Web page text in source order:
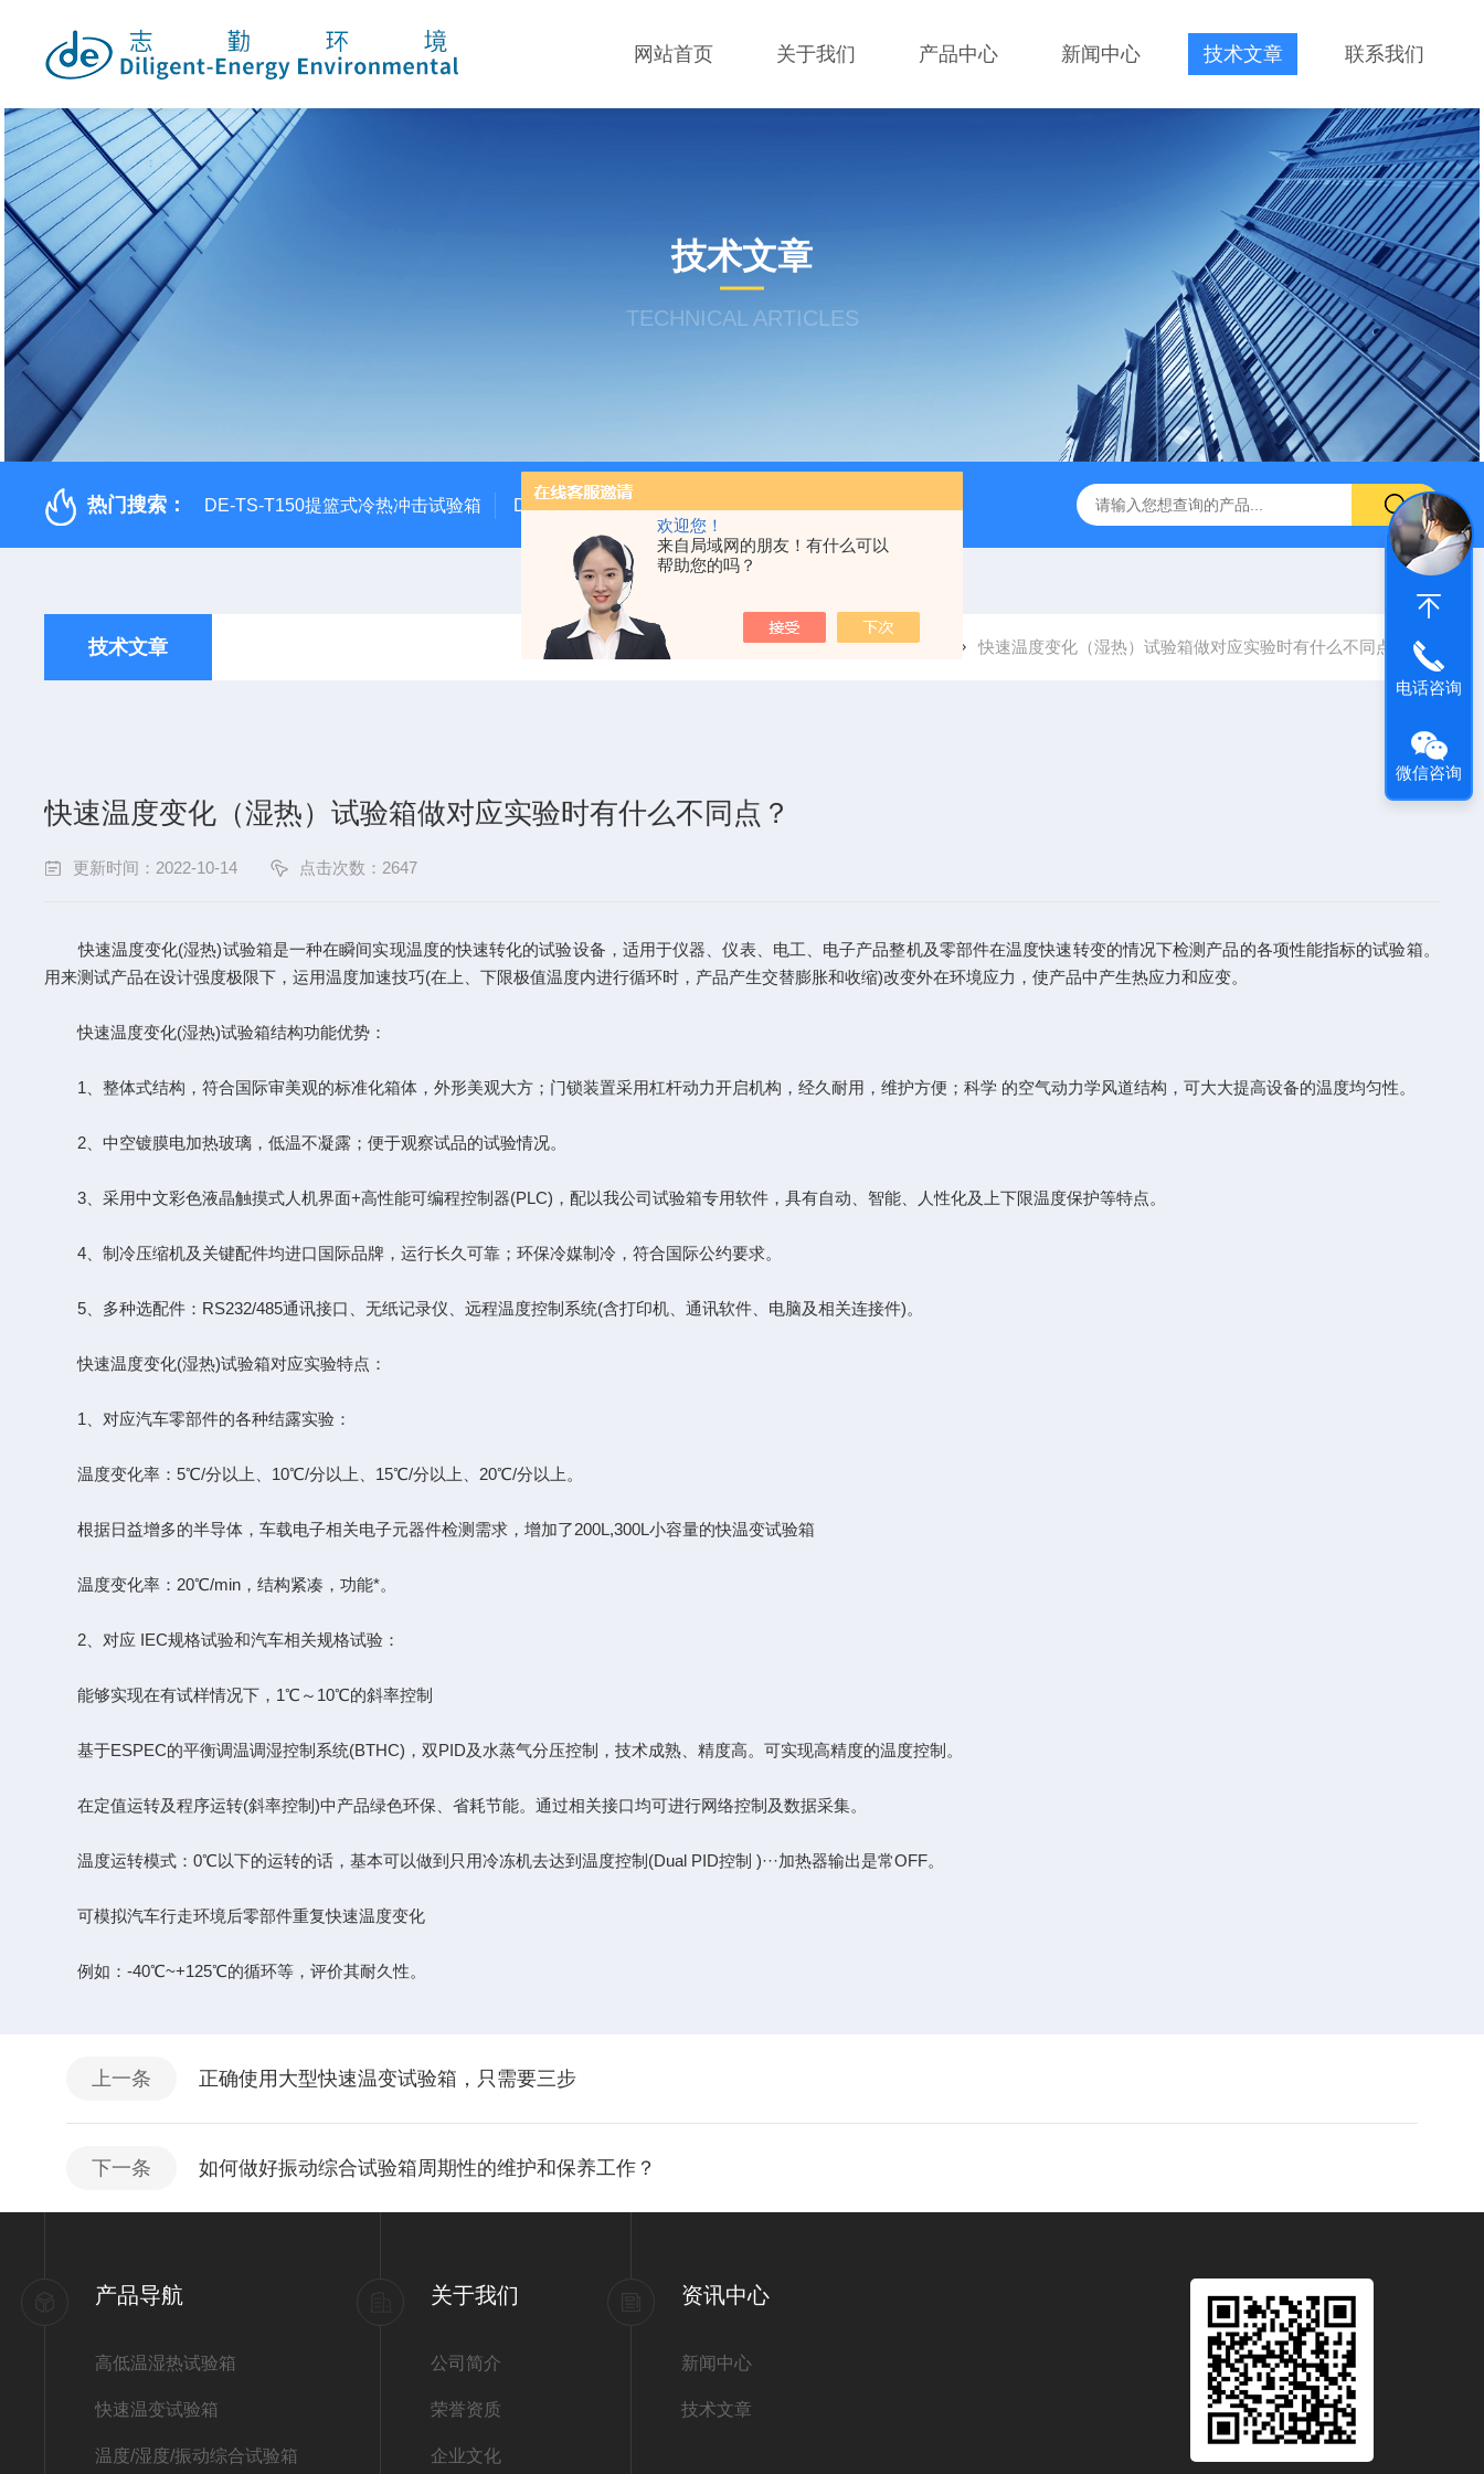
欢迎您！
来自局域网的朋友！有什么可以
帮助您的吗？
网站首页 关于我们 产品中心 新闻中心 技术文章 联系我们
技术文章
TECHNICAL ARTICLES
热门搜索： DE-TS-T150提篮式冷热冲击试验箱 DE-ULTmin系列小型超低温试验箱 DE-RTC/RHLT快速温度变化（湿热）试验箱 DE-TS-S450三箱式冷热（温度）冲
技术文章 当前位置：首页 技术文章 快速温度变化（湿热）试验箱做对应实验时有什么不同点？
快速温度变化（湿热）试验箱做对应实验时有什么不同点？
更新时间：2022-10-14 点击次数：2647
快速温度变化(湿热)试验箱是一种在瞬间实现温度的快速转化的试验设备，适用于仪器、仪表、电工、电子产品整机及零部件在温度快速转变的情况下检测产品的各项性能指标的试验箱。
用来测试产品在设计强度极限下，运用温度加速技巧(在上、下限极值温度内进行循环时，产品产生交替膨胀和收缩)改变外在环境应力，使产品中产生热应力和应变。
快速温度变化(湿热)试验箱结构功能优势：
1、整体式结构，符合国际审美观的标准化箱体，外形美观大方；门锁装置采用杠杆动力开启机构，经久耐用，维护方便；科学 的空气动力学风道结构，可大大提高设备的温度均匀性。
2、中空镀膜电加热玻璃，低温不凝露；便于观察试品的试验情况。
3、采用中文彩色液晶触摸式人机界面+高性能可编程控制器(PLC)，配以我公司试验箱专用软件，具有自动、智能、人性化及上下限温度保护等特点。
4、制冷压缩机及关键配件均进口国际品牌，运行长久可靠；环保冷媒制冷，符合国际公约要求。
5、多种选配件：RS232/485通讯接口、无纸记录仪、远程温度控制系统(含打印机、通讯软件、电脑及相关连接件)。
快速温度变化(湿热)试验箱对应实验特点：
1、对应汽车零部件的各种结露实验：
温度变化率：5℃/分以上、10℃/分以上、15℃/分以上、20℃/分以上。
根据日益增多的半导体，车载电子相关电子元器件检测需求，增加了200L,300L小容量的快温变试验箱
温度变化率：20℃/min，结构紧凑，功能*。
2、对应 IEC规格试验和汽车相关规格试验：
能够实现在有试样情况下，1℃～10℃的斜率控制
基于ESPEC的平衡调温调湿控制系统(BTHC)，双PID及水蒸气分压控制，技术成熟、精度高。可实现高精度的温度控制。
在定值运转及程序运转(斜率控制)中产品绿色环保、省耗节能。通过相关接口均可进行网络控制及数据采集。
温度运转模式：0℃以下的运转的话，基本可以做到只用冷冻机去达到温度控制(Dual PID控制 )···加热器输出是常OFF。
可模拟汽车行走环境后零部件重复快速温度变化
例如：-40℃~+125℃的循环等，评价其耐久性。
上一条 正确使用大型快速温变试验箱，只需要三步
下一条 如何做好振动综合试验箱周期性的维护和保养工作？
产品导航
高低温湿热试验箱
快速温变试验箱
温度/湿度/振动综合试验箱
关于我们
公司简介
荣誉资质
企业文化
资讯中心
新闻中心
技术文章
电话咨询
微信咨询